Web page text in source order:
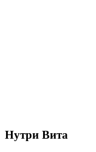
Нутри Вита